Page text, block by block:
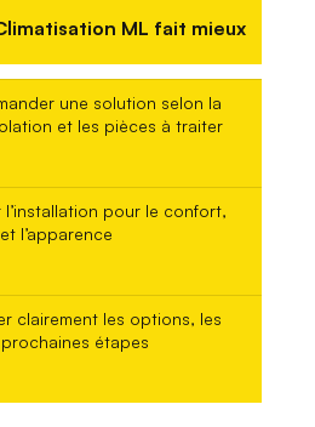
ML fait mieux
une solution selon la
et les pièces à traiter
l’installation pour le confort,
l’apparence
clairement les options, les
étapes